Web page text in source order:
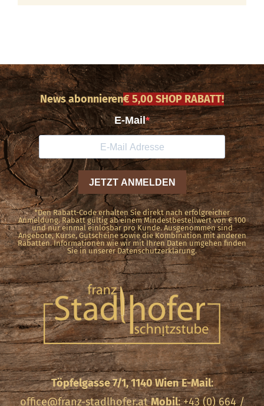
News abonnieren€ 5,00 SHOP RABATT!
*Den Rabatt-Code erhalten Sie direkt nach erfolgreicher
Anmeldung. Rabatt gültig ab einem Mindestbestellwert von € 100
und nur einmal einlösbar pro Kunde. Ausgenommen sind
Angebote, Kurse, Gutscheine sowie die Kombination mit anderen
Rabatten. Informationen wie wir mit Ihren Daten umgehen finden
Sie in unserer Datenschutzerklärung.
Töpfelgasse 7/1, 1140 Wien E-Mail:
office@franz-stadlhofer.at Mobil: +43 (0) 664 /